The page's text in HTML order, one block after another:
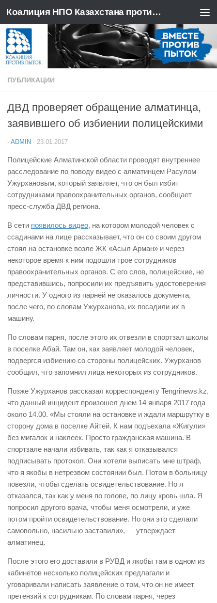
Перейти к содержимому Коалиция НПО Казахстана против пыток
ПУБЛИКАЦИИ
ДВД проверяет обращение алматинца,
заявившего об избиении полицейскими
- ADMIN · 23.01.2017
Полицейские Алматинской области проводят внутреннее
расследование по поводу видео с алматинцем Расулом
Ужурхановым, который заявляет, что он был избит
сотрудниками правоохранительных органов, сообщает
пресс-служба ДВД региона.
В сети появилось видео, на котором молодой человек с
ссадинами на лице рассказывает, что он со своим другом
стоял на остановке возле ЖК «Асыл Арман» и через
некоторое время к ним подошли трое сотрудников
правоохранительных органов. С его слов, полицейские, не
представившись, попросили их предъявить удостоверения
личности. У одного из парней не оказалось документа,
после чего, по словам Ужурханова, их посадили их в
машину.
По словам парня, после этого их отвезли в спортзал школы
в поселке Абай. Там он, как заявляет молодой человек,
подвергся избиению со стороны полицейских. Ужурханов
сообщил, что запомнил лица некоторых из сотрудников.
Позже Ужурханов рассказал корреспонденту Tengrinews.kz,
что данный инцидент произошел днем 14 января 2017 года
около 14.00. «Мы стояли на остановке и ждали маршрутку в
сторону дома в поселке Айтей. К нам подъехала «Жигули»
без мигалок и наклеек. Просто гражданская машина. В
спортзале начали избивать, так как я отказывался
подписывать протокол. Они хотели выписать мне штраф,
что я якобы в нетрезвом состоянии был. Потом в больницу
повезли, чтобы сделать освидетельствование. Но я
отказался, так как у меня по голове, по лицу кровь шла. Я
попросил другого врача, чтобы меня осмотрели, и уже
потом пройти освидетельствование. Но они это сделали
самовольно, насильно заставили», — утверждает
алматинец.
После этого его доставили в РУВД и якобы там в одном из
кабинетов несколько полицейских предлагали и
уговаривали написать заявление о том, что он не имеет
претензий к сотрудникам. По словам парня, через